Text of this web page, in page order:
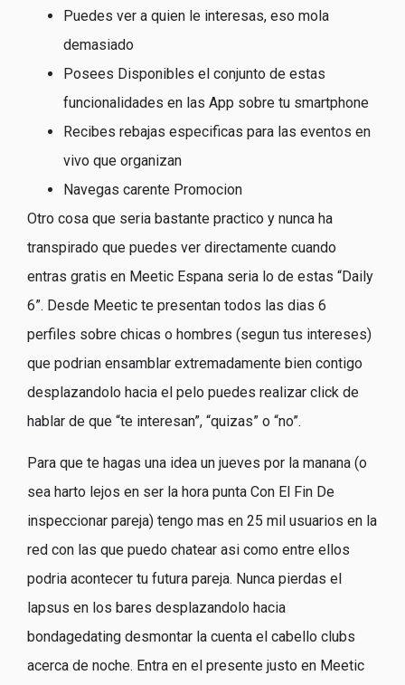
Puedes ver a quien le interesas, eso mola
demasiado
Posees Disponibles el conjunto de estas
funcionalidades en las App sobre tu smartphone
Recibes rebajas especificas para las eventos en
vivo que organizan
Navegas carente Promocion
Otro cosa que seri­a bastante practico y nunca ha
transpirado que puedes ver directamente cuando
entras gratis en Meetic Espana seri­a lo de estas “Daily
6”. Desde Meetic te presentan todos las dias 6
perfiles sobre chicas o hombres (segun tus intereses)
que podri­an ensamblar extremadamente bien contigo
desplazandolo hacia el pelo puedes realizar click de
hablar de que “te interesan”, “quizas” o “no”.
Para que te hagas una idea un jueves por la manana (o
sea harto lejos en ser la hora punta Con El Fin De
inspeccionar pareja) tengo mas en 25 mil usuarios en la
red con las que puedo chatear asi­ como entre ellos
podria acontecer tu futura pareja. Nunca pierdas el
lapsus en los bares desplazandolo hacia
bondagedating desmontar la cuenta el cabello clubs
acerca de noche. Entra en el presente justo en Meetic